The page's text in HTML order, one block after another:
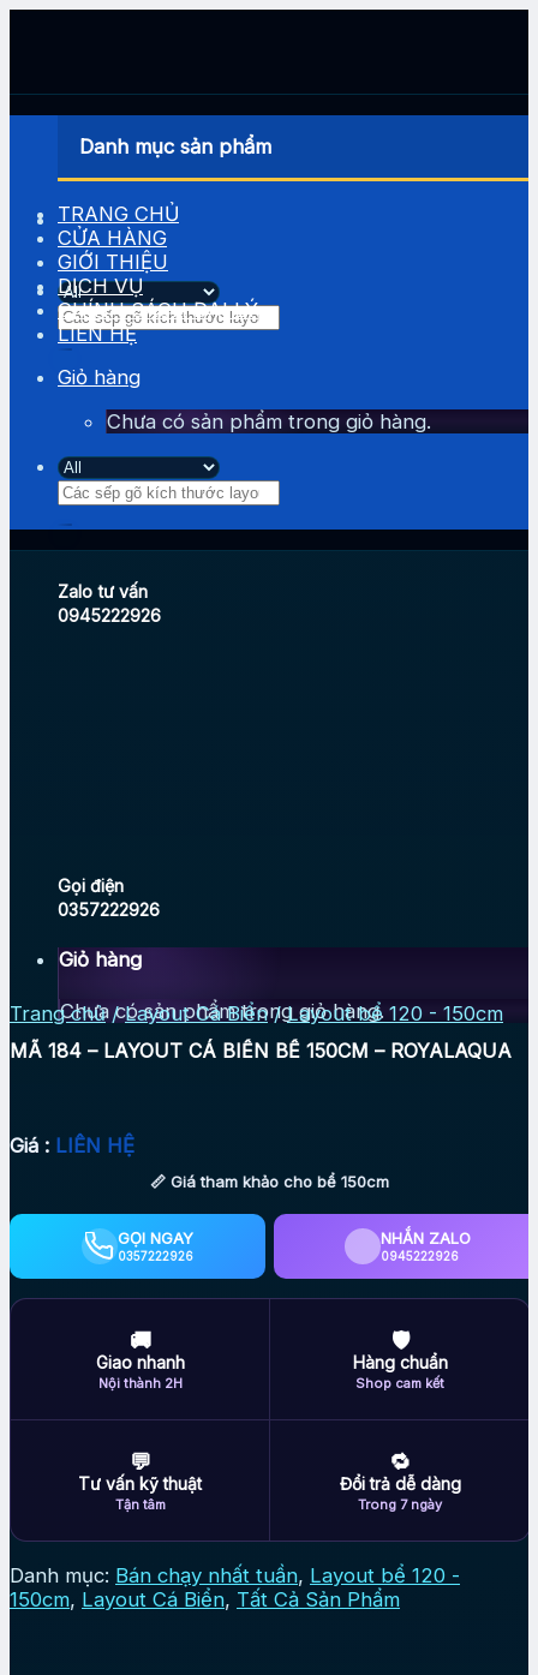
Tìm
kiếm:
Zalo tư vấn
0945222926
Gọi điện
0357222926
Giỏ hàng
Chưa có sản phẩm trong giỏ hàng.
Danh mục sản phẩm
TRANG CHỦ
CỬA HÀNG
GIỚI THIỆU
DỊCH VỤ
CHÍNH SÁCH ĐẠI LÝ
LIÊN HỆ
Giỏ hàng
Chưa có sản phẩm trong giỏ hàng.
Tìm
kiếm:
Trang chủ / Layout Cá Biển / Layout bể 120 - 150cm
MÃ 184 – LAYOUT CÁ BIỂN BỂ 150CM – ROYALAQUA
Giá : LIÊN HỆ
📏 Giá tham khảo cho bể 150cm
GỌI NGAY
0357222926
NHẮN ZALO
0945222926
🚚
Giao nhanh
Nội thành 2H
🛡
Hàng chuẩn
Shop cam kết
💬
Tư vấn kỹ thuật
Tận tâm
🔁
Đổi trả dễ dàng
Trong 7 ngày
Danh mục: Bán chạy nhất tuần, Layout bể 120 -
150cm, Layout Cá Biển, Tất Cả Sản Phẩm